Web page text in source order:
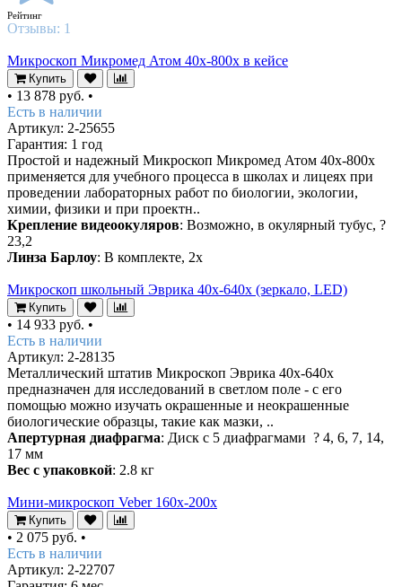
Рейтинг
Отзывы: 1
Микроскоп Микромед Атом 40x-800x в кейсе
Купить
• 13 878 руб. •
Есть в наличии
Артикул: 2-25655
Гарантия: 1 год
Простой и надежный Микроскоп Микромед Атом 40x-800x
применяется для учебного процесса в школах и лицеях при
проведении лабораторных работ по биологии, экологии,
химии, физики и при проектн..
Крепление видеоокуляров: Возможно, в окулярный тубус, ?
23,2
Линза Барлоу: В комплекте, 2х
Микроскоп школьный Эврика 40х-640х (зеркало, LED)
Купить
• 14 933 руб. •
Есть в наличии
Артикул: 2-28135
Металлический штатив Микроскоп Эврика 40х-640х
предназначен для исследований в светлом поле - с его
помощью можно изучать окрашенные и неокрашенные
биологические образцы, такие как мазки, ..
Апертурная диафрагма: Диск с 5 диафрагмами ? 4, 6, 7, 14,
17 мм
Вес с упаковкой: 2.8 кг
Мини-микроскоп Veber 160x-200х
Купить
• 2 075 руб. •
Есть в наличии
Артикул: 2-22707